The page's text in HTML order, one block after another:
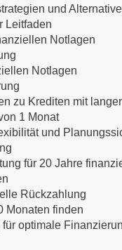
und
Leitfaden
Notlagen
Notlagen
zu Krediten mit
1 Monat
und
für 20 Jahre
Rückzahlung
Monaten finden
optimale